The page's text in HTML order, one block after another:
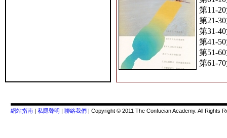
第11-
第21-
第31-
第41-
第51-
第61-
網站指南 | 私隱聲明 | 聯絡我們 | Copyright © 2011 The Confucian Academy. All Rights